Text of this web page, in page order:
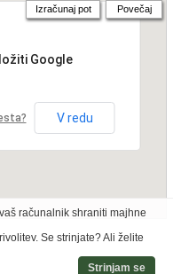
Google
V redu
Izračunaj pot Povečaj
računalnik shraniti majhne
Se strinjate? Ali želite
Strinjam se